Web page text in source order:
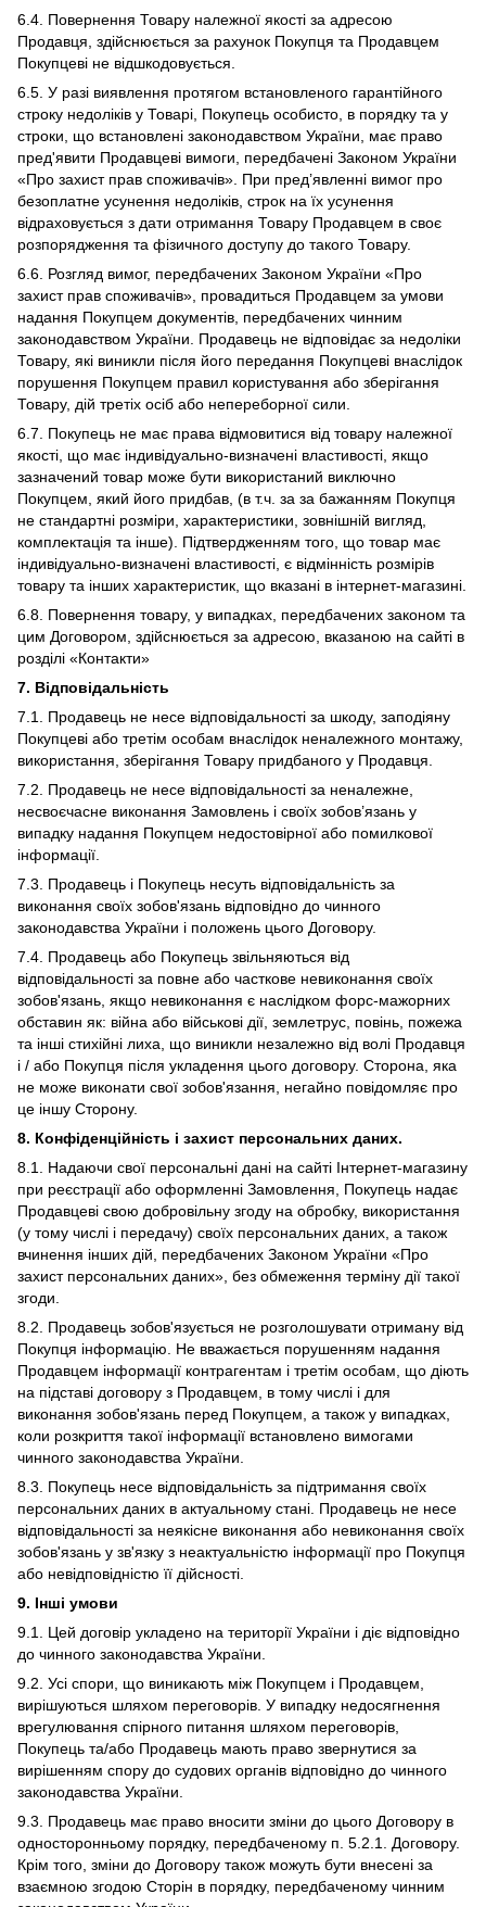
6.4. Повернення Товару належної якості за адресою
Продавця, здійснюється за рахунок Покупця та Продавцем
Покупцеві не відшкодовується.
6.5. У разі виявлення протягом встановленого гарантійного
строку недоліків у Товарі, Покупець особисто, в порядку та у
строки, що встановлені законодавством України, має право
пред'явити Продавцеві вимоги, передбачені Законом України
«Про захист прав споживачів». При пред’явленні вимог про
безоплатне усунення недоліків, строк на їх усунення
відраховується з дати отримання Товару Продавцем в своє
розпорядження та фізичного доступу до такого Товару.
6.6. Розгляд вимог, передбачених Законом України «Про
захист прав споживачів», провадиться Продавцем за умови
надання Покупцем документів, передбачених чинним
законодавством України. Продавець не відповідає за недоліки
Товару, які виникли після його передання Покупцеві внаслідок
порушення Покупцем правил користування або зберігання
Товару, дій третіх осіб або непереборної сили.
6.7. Покупець не має права відмовитися від товару належної
якості, що має індивідуально-визначені властивості, якщо
зазначений товар може бути використаний виключно
Покупцем, який його придбав, (в т.ч. за за бажанням Покупця
не стандартні розміри, характеристики, зовнішній вигляд,
комплектація та інше). Підтвердженням того, що товар має
індивідуально-визначені властивості, є відмінність розмірів
товару та інших характеристик, що вказані в інтернет-магазині.
6.8. Повернення товару, у випадках, передбачених законом та
цим Договором, здійснюється за адресою, вказаною на сайті в
розділі «Контакти»
7. Відповідальність
7.1. Продавець не несе відповідальності за шкоду, заподіяну
Покупцеві або третім особам внаслідок неналежного монтажу,
використання, зберігання Товару придбаного у Продавця.
7.2. Продавець не несе відповідальності за неналежне,
несвоєчасне виконання Замовлень і своїх зобов’язань у
випадку надання Покупцем недостовірної або помилкової
інформації.
7.3. Продавець і Покупець несуть відповідальність за
виконання своїх зобов'язань відповідно до чинного
законодавства України і положень цього Договору.
7.4. Продавець або Покупець звільняються від
відповідальності за повне або часткове невиконання своїх
зобов'язань, якщо невиконання є наслідком форс-мажорних
обставин як: війна або військові дії, землетрус, повінь, пожежа
та інші стихійні лиха, що виникли незалежно від волі Продавця
і / або Покупця після укладення цього договору. Сторона, яка
не може виконати свої зобов'язання, негайно повідомляє про
це іншу Сторону.
8. Конфіденційність і захист персональних даних.
8.1. Надаючи свої персональні дані на сайті Інтернет-магазину
при реєстрації або оформленні Замовлення, Покупець надає
Продавцеві свою добровільну згоду на обробку, використання
(у тому числі і передачу) своїх персональних даних, а також
вчинення інших дій, передбачених Законом України «Про
захист персональних даних», без обмеження терміну дії такої
згоди.
8.2. Продавець зобов'язується не розголошувати отриману від
Покупця інформацію. Не вважається порушенням надання
Продавцем інформації контрагентам і третім особам, що діють
на підставі договору з Продавцем, в тому числі і для
виконання зобов'язань перед Покупцем, а також у випадках,
коли розкриття такої інформації встановлено вимогами
чинного законодавства України.
8.3. Покупець несе відповідальність за підтримання своїх
персональних даних в актуальному стані. Продавець не несе
відповідальності за неякісне виконання або невиконання своїх
зобов'язань у зв'язку з неактуальністю інформації про Покупця
або невідповідністю її дійсності.
9. Інші умови
9.1. Цей договір укладено на території України і діє відповідно
до чинного законодавства України.
9.2. Усі спори, що виникають між Покупцем і Продавцем,
вирішуються шляхом переговорів. У випадку недосягнення
врегулювання спірного питання шляхом переговорів,
Покупець та/або Продавець мають право звернутися за
вирішенням спору до судових органів відповідно до чинного
законодавства України.
9.3. Продавець має право вносити зміни до цього Договору в
односторонньому порядку, передбаченому п. 5.2.1. Договору.
Крім того, зміни до Договору також можуть бути внесені за
взаємною згодою Сторін в порядку, передбаченому чинним